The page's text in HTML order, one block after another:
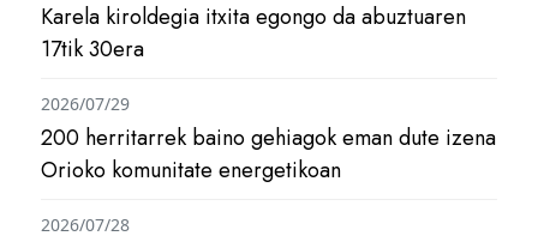
Karela kiroldegia itxita egongo da abuztuaren
17tik 30era
200 herritarrek baino gehiagok eman dute izena
Orioko komunitate energetikoan
2026/07/29
2026/07/28